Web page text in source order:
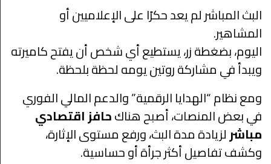
البث المباشر لم يعد حكرًا على الإعلاميين أو
المشاهير.
اليوم، بضغطة زر، يستطيع أي شخص أن يفتح كاميرته
ويبدأ في مشاركة روتين يومه لحظة بلحظة.
ومع نظام “الهدايا الرقمية” والدعم المالي الفوري
في بعض المنصات، أصبح هناكحافز اقتصادي
مباشرلزيادة مدة البث، ورفع مستوى الإثارة،
وكشف تفاصيل أكثر جرأة أو حساسية.